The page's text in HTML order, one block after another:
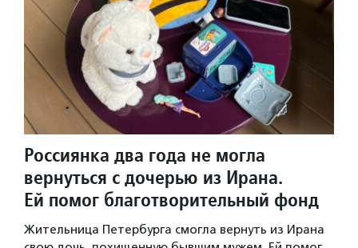
Россиянка два года не могла
вернуться с дочерью из Ирана.
Ей помог благотворительный фонд
Жительница Петербурга смогла вернуть из Ирана